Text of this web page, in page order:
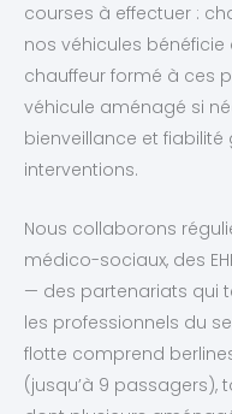
courses à effectuer :
nos véhicules bénéficie
chauffeur formé à ces
véhicule aménagé si
bienveillance et
interventions.
Nous collaborons
médico-sociaux, des
— des partenariats qui
les professionnels du
flotte comprend
(jusqu’à 9 passagers),